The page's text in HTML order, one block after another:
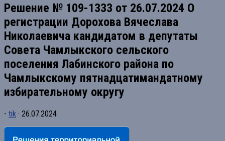
Решение № 109-1333 от 26.07.2024 О
регистрации Дорохова Вячеслава
Николаевича кандидатом в депутаты
Совета Чамлыкского сельского
поселения Лабинского района по
Чамлыкскому пятнадцатимандатному
избирательному округу
- tik · 26.07.2024